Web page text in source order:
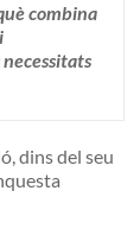
combina
dins del seu